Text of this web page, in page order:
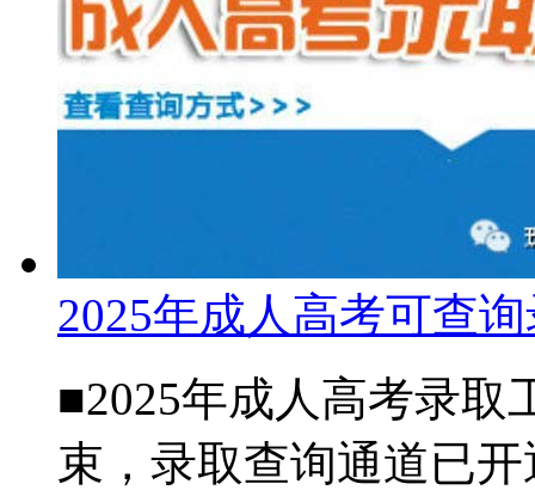
2025年成人高考可查
■2025年成人高考录取
束，录取查询通道已